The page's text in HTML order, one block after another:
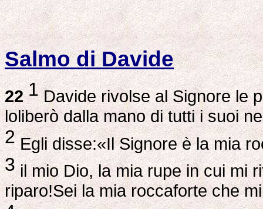
Salmo di Davide
22 1Davide rivolse al Signore le
loliberò dalla mano di tutti i suoi
2Egli disse:«Il Signore è la mia
3il mio Dio, la mia rupe in cui mi
riparo!Sei la mia roccaforte che